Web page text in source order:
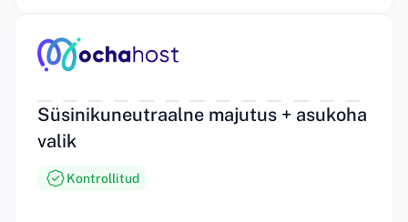
Süsinikuneutraalne majutus + asukoha
valik
Kontrollitud